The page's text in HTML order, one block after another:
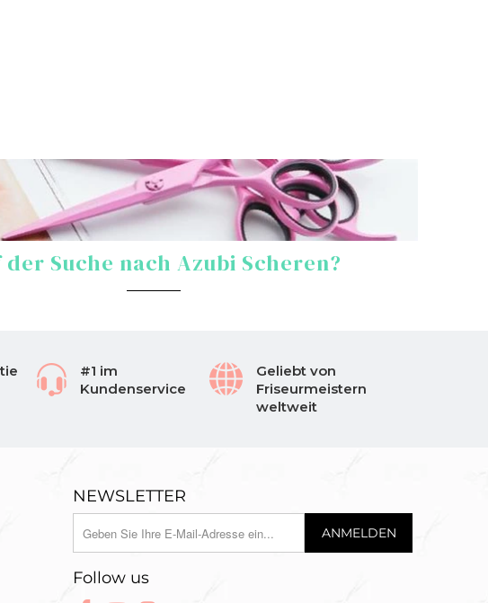
der Suche nach Azubi Scheren?
#1 im
Kundenservice
Geliebt von
Friseurmeistern
weltweit
NEWSLETTER
Follow us